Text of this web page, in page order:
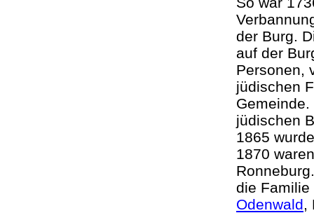
der Burg.
auf der
Personen,
jüdischen
jüdischen
1865
1870
die
Odenwald,